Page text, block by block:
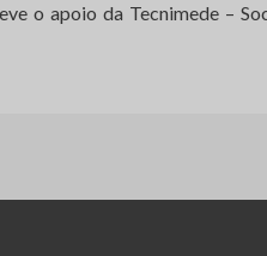
o apoio da Tecnimede –